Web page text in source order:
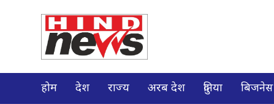
होम देश राज्य अरब देश दुनिया बिजनेस